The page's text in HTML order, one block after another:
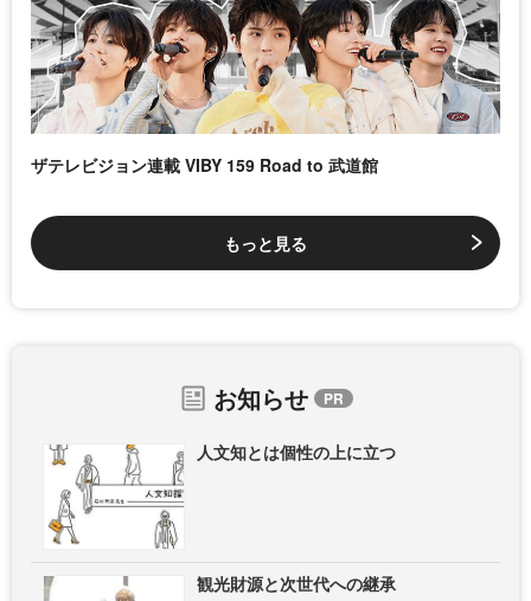
ザテレビジョン連載 VIBY 159 Road to 武道館
もっと見る
お知らせ
人文知とは個性の上に立つ
観光財源と次世代への継承